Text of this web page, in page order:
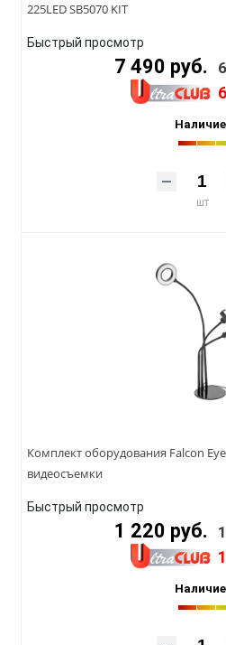
225LED SB5070 KIT
Быстрый просмотр
7 490 руб.
шт
Комплект оборудования Falcon
видеосъемки
Быстрый просмотр
1 220 руб.